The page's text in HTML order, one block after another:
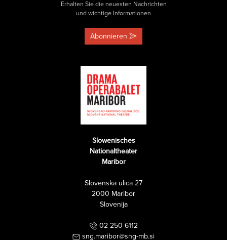
Erhalten Sie die neuesten Nachrichten
und wichtige Informationen
Abonnieren
Slowenisches
Nationaltheater
Maribor
Slovenska ulica 27
2000 Maribor
Slovenija
02 250 6112
sng.maribor@sng-mb.si